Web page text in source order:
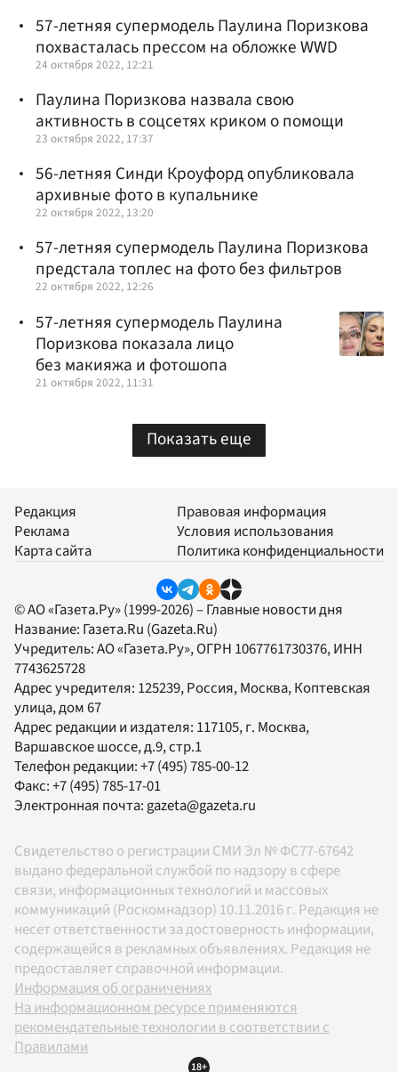
57-летняя супермодель Паулина Поризкова
похвасталась прессом на обложке WWD
24 октября 2022, 12:21
Паулина Поризкова назвала свою
активность в соцсетях криком о помощи
23 октября 2022, 17:37
56-летняя Синди Кроуфорд опубликовала
архивные фото в купальнике
22 октября 2022, 13:20
57-летняя супермодель Паулина Поризкова
предстала топлес на фото без фильтров
22 октября 2022, 12:26
57-летняя супермодель Паулина
Поризкова показала лицо
без макияжа и фотошопа
21 октября 2022, 11:31
Показать еще
Редакция
Реклама
Карта сайта
Правовая информация
Условия использования
Политика конфиденциальности
© АО «Газета.Ру» (1999-2026) – Главные новости дня
Название: Газета.Ru (Gazeta.Ru)
Учредитель:АО «Газета.Ру», ОГРН 1067761730376, ИНН
7743625728
Адрес учредителя: 125239, Россия, Москва, Коптевская
улица, дом 67
Адрес редакции и издателя: 117105, г. Москва,
Варшавское шоссе, д.9, стр.1
Телефон редакции:+7 (495) 785-00-12
Факс:+7 (495) 785-17-01
Электронная почта:gazeta@gazeta.ru
Свидетельство о регистрации СМИ Эл № ФС77-67642
выдано федеральной службой по надзору в сфере
связи, информационных технологий и массовых
коммуникаций (Роскомнадзор) 10.11.2016 г. Редакция не
несет ответственности за достоверность информации,
содержащейся в рекламных объявлениях. Редакция не
предоставляет справочной информации.
Информация об ограничениях
На информационном ресурсе применяются
рекомендательные технологии в соответствии с
Правилами
18+